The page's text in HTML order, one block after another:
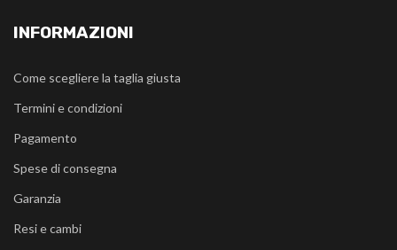
INFORMAZIONI
Come scegliere la taglia giusta
Termini e condizioni
Pagamento
Spese di consegna
Garanzia
Resi e cambi